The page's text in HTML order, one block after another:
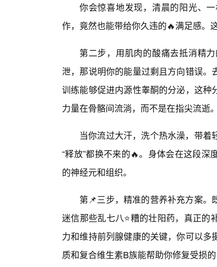
你会惊喜地发现，清晨的阳光、
作，竟然也能带给你久违的🔥满足感。
第二步，用肌肉的酸痛去抵消精
泄，那说明你的能量过剩且方向错误
训练能够促进内源性睾酮的分泌，这
力量在骨骼间流淌，而不是在指尖流逝
当你流过大汗，洗个热水澡，带
“释放”都换不来的🔥。身体会在这段
的神经元和组织。
第📌三步，精准的营养补充方案
迷信那些乱七八⭐糟的壮阳药，真正
力和维持前列腺健康的关键，你可以
质和复合维生素B族能帮助你修复受损